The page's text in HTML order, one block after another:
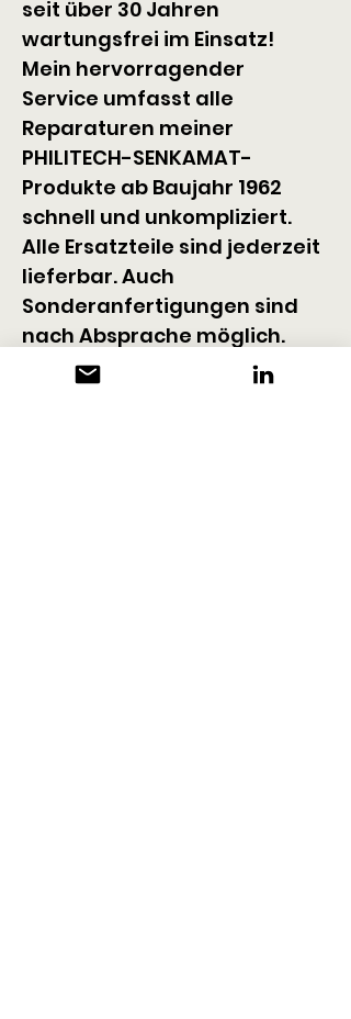
seit über 30 Jahren
wartungsfrei im Einsatz!
Mein hervorragender
Service umfasst alle
Reparaturen meiner
PHILITECH-SENKAMAT-
Produkte ab Baujahr 1962
schnell und unkompliziert.
Alle Ersatzteile sind jederzeit
lieferbar. Auch
Sonderanfertigungen sind
nach Absprache möglich.